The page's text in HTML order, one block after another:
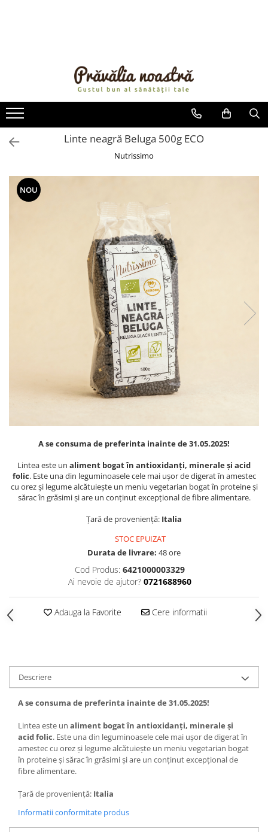
ULEIURI ȘI UNTURI
MĂSLINE
NUCI ȘI SEMINȚE
FRUCTE DESHIDRATATE
FRUCTE LA CONSERVĂ
OȚETURI ȘI SOSURI
BĂUTURI / LAPTE VEGETAL
CREME ȘI PASTE TARTINABILE
CIOCOLATĂ ȘI CACAO
REMEDII NATURISTE
TOATE PRODUSELE
Linte neagră Beluga 500g ECO
Nutrissimo
NOU
A se consuma de preferinta inainte de 31.05.2025!
Lintea este un aliment bogat în antioxidanți, minerale și acid
folic. Este una din leguminoasele cele mai ușor de digerat în amestec
cu orez și legume alcătuiește un meniu vegetarian bogat în proteine și
sărac în grăsimi și are un conținut excepțional de fibre alimentare.
Țară de proveniență: Italia
STOC EPUIZAT
Durata de livrare: 48 ore
Cod Produs: 6421000003329
Ai nevoie de ajutor? 0721688960
Adauga la Favorite Cere informatii
Descriere
A se consuma de preferinta inainte de 31.05.2025!
Lintea este un aliment bogat în antioxidanți, minerale și
acid folic. Este una din leguminoasele cele mai ușor de digerat în
amestec cu orez și legume alcătuiește un meniu vegetarian bogat
în proteine și sărac în grăsimi și are un conținut excepțional de
fibre alimentare.
Țară de proveniență: Italia
Informatii conformitate produs